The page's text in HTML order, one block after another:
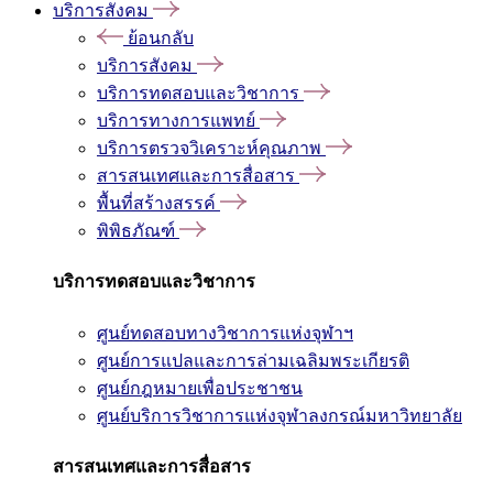
บริการสังคม
ย้อนกลับ
บริการสังคม
บริการทดสอบและวิชาการ
บริการทางการแพทย์
บริการตรวจวิเคราะห์คุณภาพ
สารสนเทศและการสื่อสาร
พื้นที่สร้างสรรค์
พิพิธภัณฑ์
บริการทดสอบและวิชาการ
ศูนย์ทดสอบทางวิชาการแห่งจุฬาฯ
ศูนย์การแปลและการล่ามเฉลิมพระเกียรติ
ศูนย์กฎหมายเพื่อประชาชน
ศูนย์บริการวิชาการแห่งจุฬาลงกรณ์มหาวิทยาลัย
สารสนเทศและการสื่อสาร